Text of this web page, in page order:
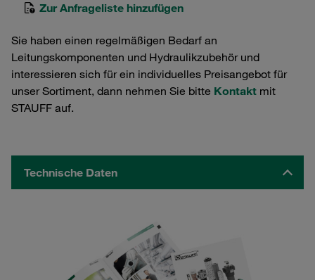
Zur Anfrageliste hinzufügen
Sie haben einen regelmäßigen Bedarf an
Leitungskomponenten und Hydraulikzubehör und
interessieren sich für ein individuelles Preisangebot für
unser Sortiment, dann nehmen Sie bitte Kontakt mit
STAUFF auf.
Technische Daten